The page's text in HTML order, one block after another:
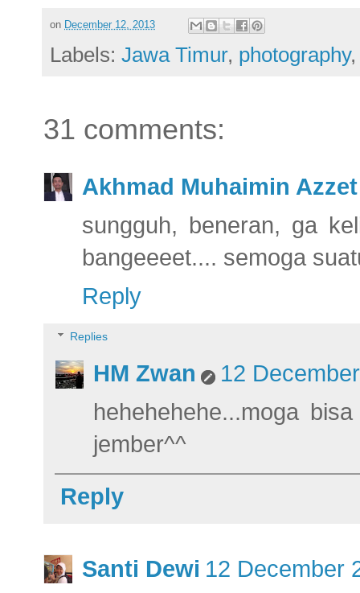
on December 12, 2013
Labels: Jawa Timur, photography
31 comments:
Akhmad Muhaimin Azzet
sungguh, beneran, ga
bangeeeet.... semoga
Reply
Replies
HM Zwan
12
hehehehehe...moga
jember^^
Reply
Santi Dewi 12 December